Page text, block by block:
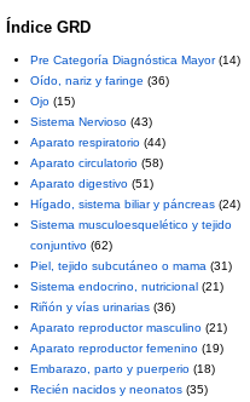
Índice GRD
Pre Categoría Diagnóstica Mayor(14)
Oído, nariz y faringe (36)
Ojo (15)
Sistema Nervioso (43)
Aparato respiratorio (44)
Aparato circulatorio (58)
Aparato digestivo (51)
Hígado, sistema biliar y páncreas (24)
Sistema musculoesquelético y tejido
conjuntivo (62)
Piel, tejido subcutáneo o mama (31)
Sistema endocrino, nutricional (21)
Riñón y vías urinarias (36)
Aparato reproductor masculino (21)
Aparato reproductor femenino (19)
Embarazo, parto y puerperio (18)
Recién nacidos y neonatos (35)